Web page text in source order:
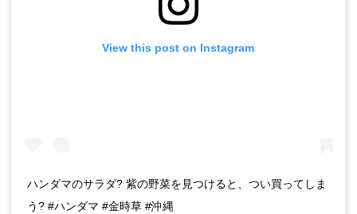
View this post on Instagram
ハンダマのサラダ? 紫の野菜を見つけると、つい買ってしま
う? #ハンダマ #金時草 #沖縄